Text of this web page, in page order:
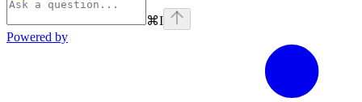
⌘I
Powered by